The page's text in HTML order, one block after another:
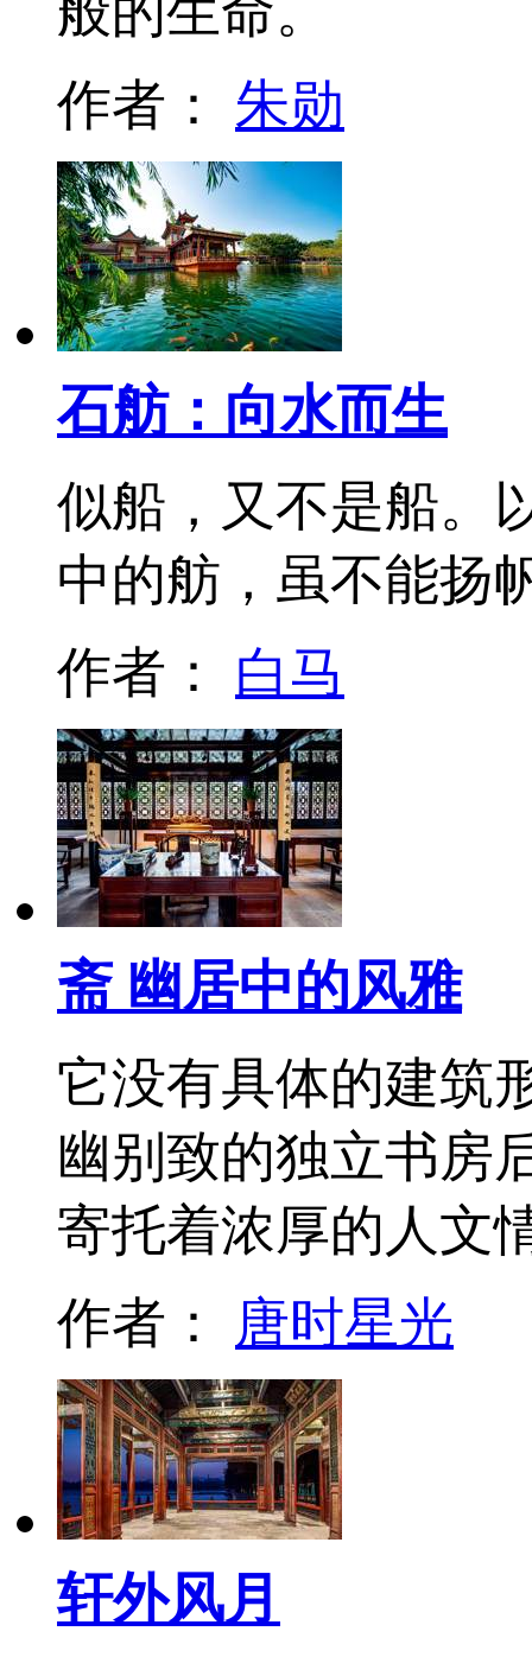
般的生命。
作者： 朱勋
石舫：向水而生
似船，又不是船。
中的舫，虽不能扬
作者： 白马
斋 幽居中的风雅
它没有具体的建筑
幽别致的独立书房
寄托着浓厚的人文
作者： 唐时星光
轩外风月